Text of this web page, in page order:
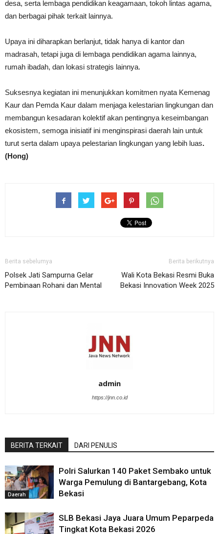
desa, serta lembaga pendidikan keagamaan, tokoh lintas agama,
dan berbagai pihak terkait lainnya.
Upaya ini diharapkan berlanjut, tidak hanya di kantor dan
madrasah, tetapi juga di lembaga pendidikan agama lainnya,
rumah ibadah, dan lokasi strategis lainnya.
Suksesnya kegiatan ini menunjukkan komitmen nyata Kemenag
Kaur dan Pemda Kaur dalam menjaga kelestarian lingkungan dan
membangun kesadaran kolektif akan pentingnya keseimbangan
ekosistem, semoga inisiatif ini menginspirasi daerah lain untuk
turut serta dalam upaya pelestarian lingkungan yang lebih luas.
(Hong)
Berita sebelumya
Polsek Jati Sampurna Gelar
Pembinaan Rohani dan Mental
Berita berikutnya
Wali Kota Bekasi Resmi Buka
Bekasi Innovation Week 2025
admin
https://jnn.co.id
BERITA TERKAIT DARI PENULIS
Daerah
Polri Salurkan 140 Paket Sembako untuk
Warga Pemulung di Bantargebang, Kota
Bekasi
SLB Bekasi Jaya Juara Umum Peparpeda
Tingkat Kota Bekasi 2026